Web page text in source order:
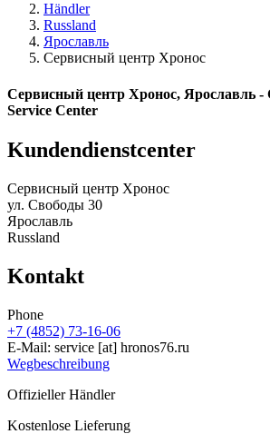
Händler
Russland
Ярославль
Сервисный центр Хронос
Сервисный центр Хронос, Ярославль -
Service Center
Kundendienstcenter
Сервисный центр Хронос
ул. Свободы 30
Ярославль
Russland
Kontakt
Phone
+7 (4852) 73-16-06
E-Mail: service [at] hronos76.ru
Wegbeschreibung
Offizieller Händler
Kostenlose Lieferung